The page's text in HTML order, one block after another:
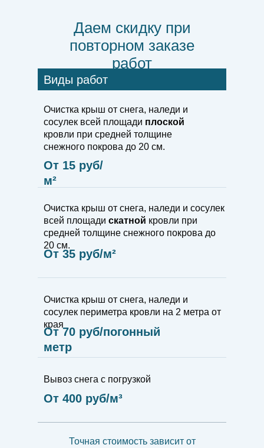
Даем скидку при
повторном заказе
работ
Виды работ
Очистка крыш от снега, наледи и
сосулек всей площади плоской
кровли при средней толщине
снежного покрова до 20 см.
Очистка крыш от снега, наледи и сосулек
всей площади скатной кровли при
средней толщине снежного покрова до
20 см.
От 15 руб/
м²
От 35 руб/м²
Очистка крыш от снега, наледи и
сосулек периметра кровли на 2 метра от
края
От 70 руб/погонный
метр
Вывоз снега с погрузкой
От 400 руб/м³
Точная стоимость зависит от